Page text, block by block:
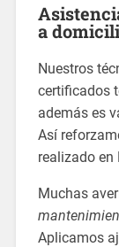
a
Nuestros
certificados
además es
Así
realizado en
Muchas
Aplicamos